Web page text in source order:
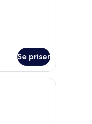
Se priser